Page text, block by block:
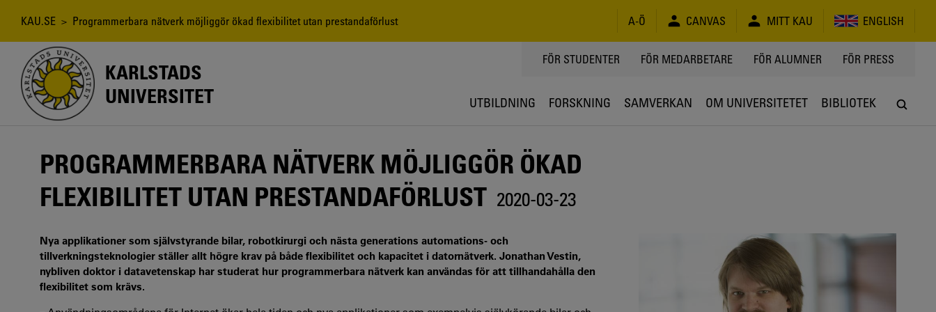
Länkstig
KAU.SE > Programmerbara nätverk möjliggör ökad flexibilitet utan prestandaförlust A-Ö CANVAS MITT KAU ENGLISH
KARLSTADS
UNIVERSITET
TOPPMENY
FÖR STUDENTER FÖR MEDARBETARE FÖR ALUMNER FÖR PRESS
UTBILDNING FORSKNING SAMVERKAN OM UNIVERSITETET BIBLIOTEK
PROGRAMMERBARA NÄTVERK MÖJLIGGÖR ÖKAD
FLEXIBILITET UTAN PRESTANDAFÖRLUST 2020-03-23
Nya applikationer som självstyrande bilar, robotkirurgi och nästa generations automations- och
tillverkningsteknologier ställer allt högre krav på både flexibilitet och kapacitet i datornätverk. Jonathan Vestin,
nybliven doktor i datavetenskap har studerat hur programmerbara nätverk kan användas för att tillhandahålla den
flexibilitet som krävs.